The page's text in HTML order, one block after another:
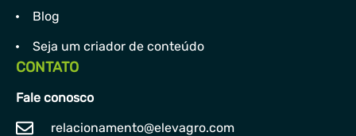
Blog
Seja um criador de conteúdo
CONTATO
Fale conosco
relacionamento@elevagro.com